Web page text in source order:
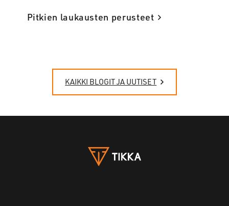
Pitkien laukausten perusteet
KAIKKI BLOGIT JA UUTISET